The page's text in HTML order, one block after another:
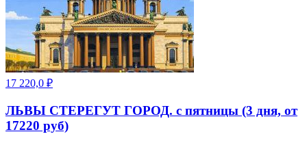
17 220,0 ₽
ЛЬВЫ СТЕРЕГУТ ГОРОД. с пятницы (3 дня, от
17220 руб)